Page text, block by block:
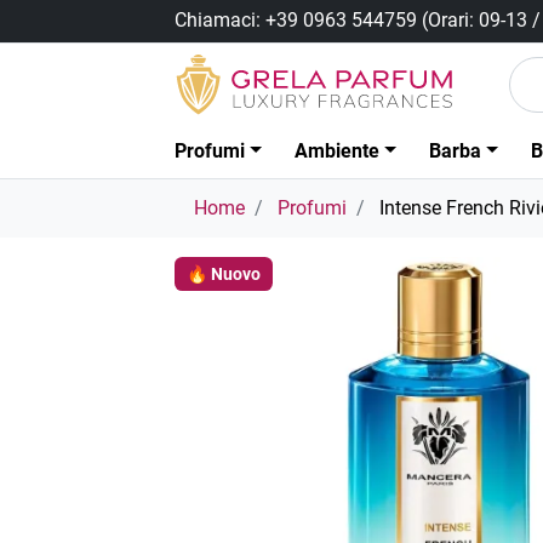
Chiamaci:+39 0963 544759 (Orari: 09-13
Profumi Ambiente Barba
Home Profumi Intense French
🔥 Nuovo